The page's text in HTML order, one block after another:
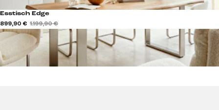
Esstisch Edge
899,90 € 1.199,90 €